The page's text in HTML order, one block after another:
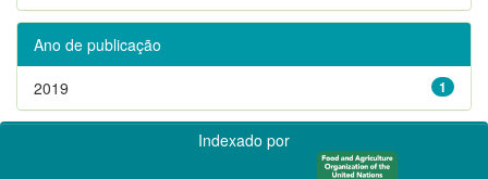
Ano de publicação
1
2019
Indexado por